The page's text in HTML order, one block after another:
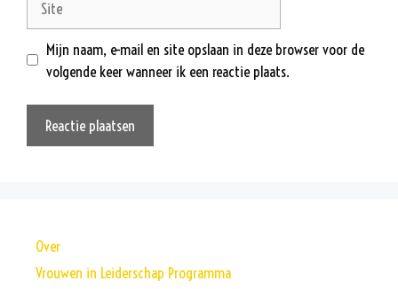
Mijn naam, e-mail en site opslaan in deze browser voor de
volgende keer wanneer ik een reactie plaats.
Over
Vrouwen in Leiderschap Programma